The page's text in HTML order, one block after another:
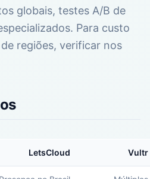
globais, testes A/B de
Para custo
regiões, verificar nos
LetsCloud Vultr